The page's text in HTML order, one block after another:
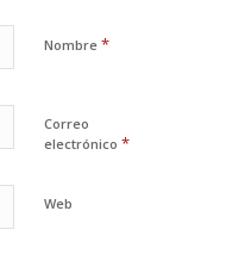
Nombre *
Correo
electrónico *
Web